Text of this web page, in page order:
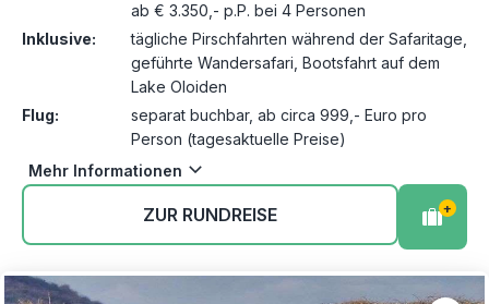
ab € 3.350,- p.P. bei 4 Personen
Inklusive:
tägliche Pirschfahrten während der Safaritage,
geführte Wandersafari, Bootsfahrt auf dem
Lake Oloiden
Flug:
separat buchbar, ab circa 999,- Euro pro
Person (tagesaktuelle Preise)
Mehr Informationen
ZUR RUNDREISE +